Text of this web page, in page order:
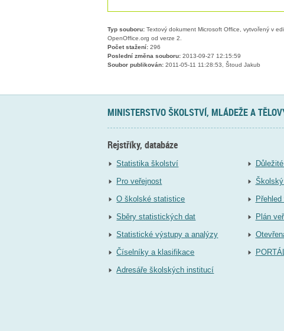
Typ souboru: Textový dokument Microsoft Office, vytvořený v
OpenOffice.org od verze 2.
Počet stažení: 296
Poslední změna souboru: 2013-09-27 12:15:59
Soubor publikován: 2011-05-11 11:28:53, Štoud Jakub
MINISTERSTVO ŠKOLSTVÍ, MLÁDEŽE A
Rejstříky, databáze
Statistika školství
Pro veřejnost
O školské statistice
Sběry statistických dat
Statistické výstupy a analýzy
Číselníky a klasifikace
Adresáře školských institucí
Plán